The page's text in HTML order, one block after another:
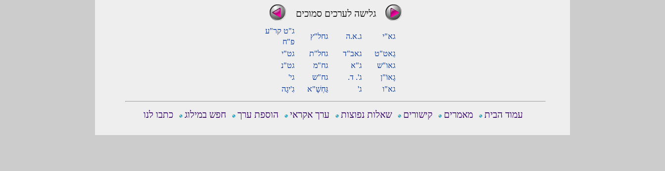
גלישה לערכים סמוכים
גא"י ג.א.ה גחל"ץ
ג"ט קר"ע
פ"ח
גַאט"ט
גאב"ד גחל"ת
גט"י
גאו"ש
ג"א גח"מ
גט"נ
גָאוֹ"ן
ג'. ד. גח"ש
גי'
גא"ו
ג' גַּחְשָׁ"א גִ'יגָה
עמוד הבית מאמרים קישורים שאלות נפוצות ערך אקראי הוספת ערך חפש במילוג כתבו לנו